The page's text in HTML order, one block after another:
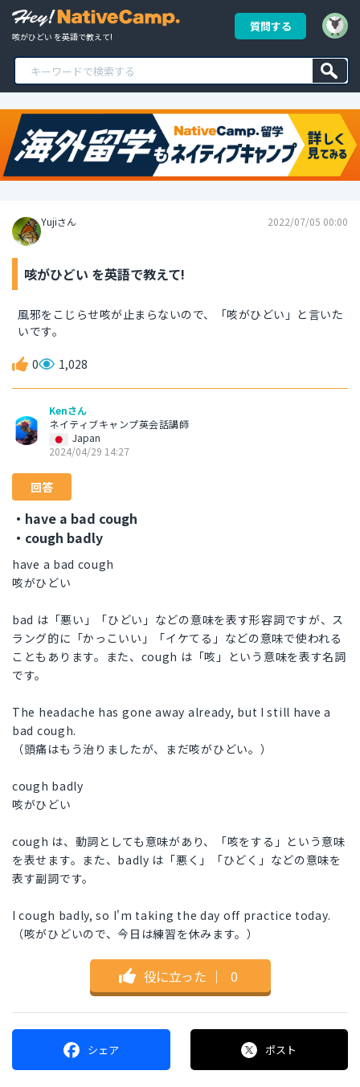
咳がひどい を英語で教えて!
質問する
Yujiさん 2022/07/05 00:00
咳がひどい を英語で教えて!
風邪をこじらせ咳が止まらないので、「咳がひどい」と言いた
いです。
0 1,028
Kenさん
ネイティブキャンプ英会話講師
Japan
2024/04/29 14:27
回答
・have a bad cough
・cough badly
have a bad cough
咳がひどい
bad は「悪い」「ひどい」などの意味を表す形容詞ですが、ス
ラング的に「かっこいい」「イケてる」などの意味で使われる
こともあります。また、cough は「咳」という意味を表す名詞
です。
The headache has gone away already, but I still have a
bad cough.
（頭痛はもう治りましたが、まだ咳がひどい。）
cough badly
咳がひどい
cough は、動詞としても意味があり、「咳をする」という意味
を表せます。また、badly は「悪く」「ひどく」などの意味を
表す副詞です。
I cough badly, so I'm taking the day off practice today.
（咳がひどいので、今日は練習を休みます。）
役に立った ｜ 0
シェア ポスト